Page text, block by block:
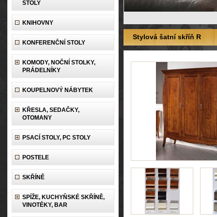
STOLY
KNIHOVNY
KONFERENČNÍ STOLY
KOMODY, NOČNÍ STOLKY,
PRÁDELNÍKY
KOUPELNOVÝ NÁBYTEK
KŘESLA, SEDAČKY,
OTOMANY
PSACÍ STOLY, PC STOLY
POSTELE
SKŘÍNĚ
SPÍŽE, KUCHYŇSKÉ SKŘÍNĚ,
VINOTÉKY, BAR
Stylová šatní skříň R